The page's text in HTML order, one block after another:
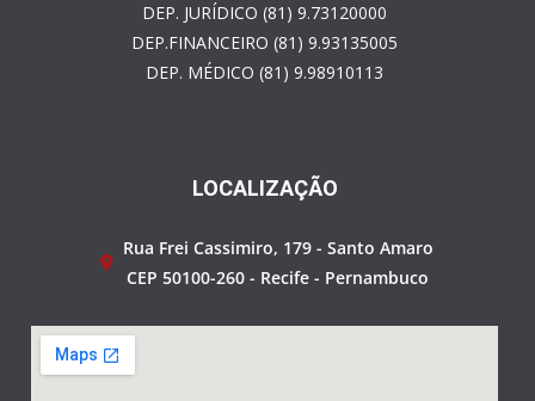
DEP. JURÍDICO (81) 9.73120000
DEP.FINANCEIRO (81) 9.93135005
DEP. MÉDICO (81) 9.98910113
LOCALIZAÇÃO
Rua Frei Cassimiro, 179 - Santo Amaro
CEP 50100-260 - Recife - Pernambuco